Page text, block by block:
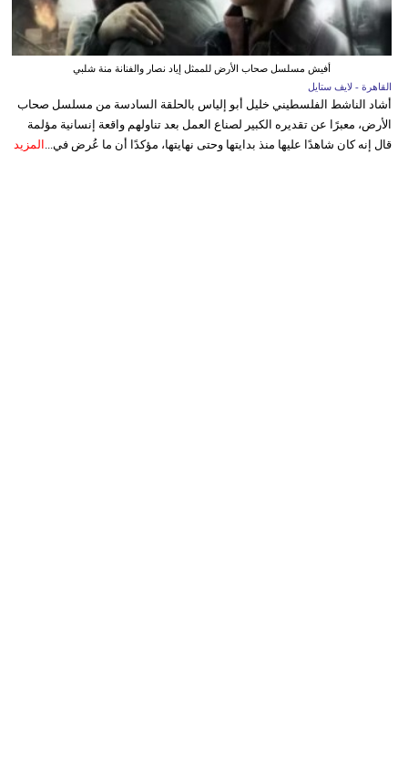
أفيش مسلسل صحاب الأرض للممثل إياد نصار والفنانة منة شلبي
القاهرة - لايف ستايل
أشاد الناشط الفلسطيني خليل أبو إلياس بالحلقة السادسة من مسلسل صحاب
الأرض، معبرًا عن تقديره الكبير لصناع العمل بعد تناولهم واقعة إنسانية مؤلمة
قال إنه كان شاهدًا عليها منذ بدايتها وحتى نهايتها، مؤكدًا أن ما عُرض في... المزيد